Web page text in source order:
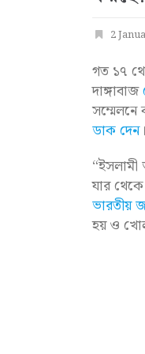
2
গত ১৭
দাঙ্গাবাজ
ডাক দেন।
যার থেকে
ভারতীয়
হয় ও